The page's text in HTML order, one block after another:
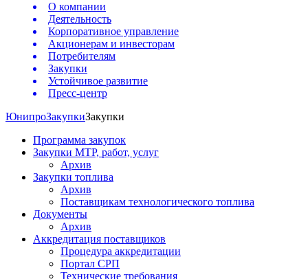
О компании
Деятельность
Корпоративное управление
Акционерам и инвесторам
Потребителям
Закупки
Устойчивое развитие
Пресс-центр
ЮнипроЗакупкиЗакупки
Программа закупок
Закупки МТР, работ, услуг
Архив
Закупки топлива
Архив
Поставщикам технологического топлива
Документы
Архив
Аккредитация поставщиков
Процедура аккредитации
Портал СРП
Технические требования